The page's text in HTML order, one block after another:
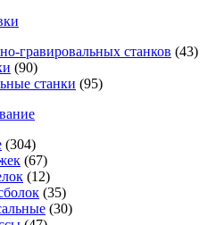
гравировальных станков (43)
(90)
станки (95)
(304)
(67)
(12)
(35)
(30)